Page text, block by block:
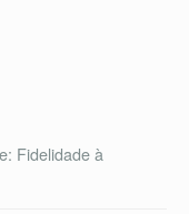
Fidelidade à